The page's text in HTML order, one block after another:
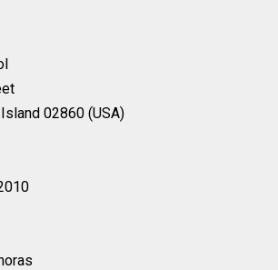
02860 (USA)